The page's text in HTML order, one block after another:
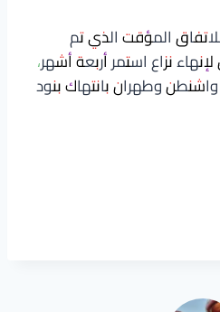
المؤقت الذي تم
نزاع استمر أربعة أشهر،
وطهران بانتهاك بنود